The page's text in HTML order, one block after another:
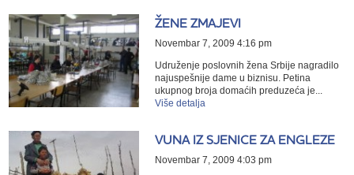
ŽENE ZMAJEVI
Novembar 7, 2009 4:16 pm
Udruženje poslovnih žena Srbije nagradilo
najuspešnije dame u biznisu. Petina
ukupnog broja domaćih preduzeća je...
Više detalja
VUNA IZ SJENICE ZA ENGLEZE
Novembar 7, 2009 4:03 pm